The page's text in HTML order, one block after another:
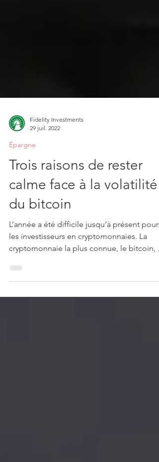
29 juil. 2022
Épargne
Trois raisons de rester
calme face à la volatilité
du bitcoin
L’année a été difficile jusqu’à présent pour
les investisseurs en cryptomonnaies. La
cryptomonnaie la plus connue, le bitcoin, a